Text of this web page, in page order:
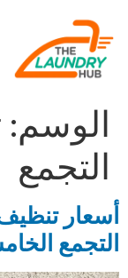
الوسم:
التجمع
أسعار
التجمع الخامس